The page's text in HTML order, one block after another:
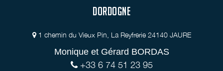
DORDOGNE
1 chemin du Vieux Pin, La Reyfrerie 24140 JAURE
Monique et Gérard BORDAS
+33 6 74 51 23 95